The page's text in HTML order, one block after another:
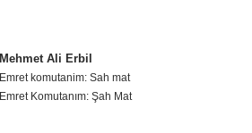
Mehmet Ali Erbil
Emret komutanim: Sah mat
Emret Komutanım: Şah Mat